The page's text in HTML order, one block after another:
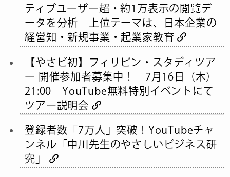
ティブユーザー超・約1万表示の閲覧デ
ータを分析 上位テーマは、日本企業の
経営知・新規事業・起業家教育
【やさビ初】フィリピン・スタディツア
ー 開催参加者募集中！ 7月16日（木）
21:00 YouTube無料特別イベントにて
ツアー説明会
登録者数「7万人」突破！YouTubeチャ
ンネル「中川先生のやさしいビジネス研
究」